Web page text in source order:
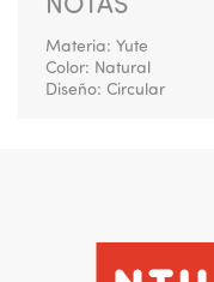
NOTAS
Materia: Yute
Color: Natural
Diseño: Circular